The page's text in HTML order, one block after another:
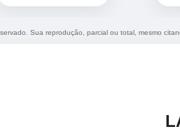
Sua reprodução, parcial ou total, mesmo